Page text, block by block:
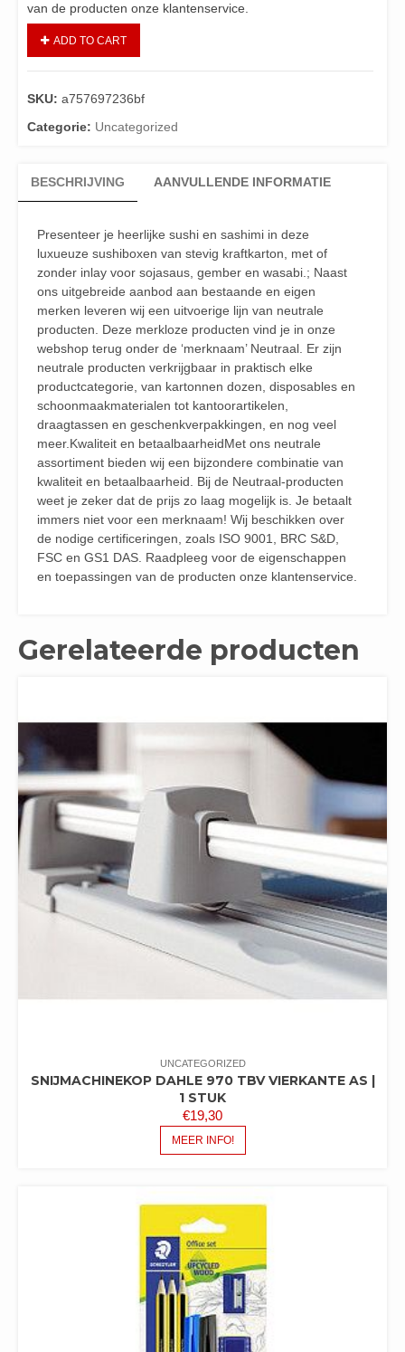
van de producten onze klantenservice.
ADD TO CART
SKU: a757697236bf
Categorie: Uncategorized
BESCHRIJVING AANVULLENDE INFORMATIE
Presenteer je heerlijke sushi en sashimi in deze
luxueuze sushiboxen van stevig kraftkarton, met of
zonder inlay voor sojasaus, gember en wasabi.; Naast
ons uitgebreide aanbod aan bestaande en eigen
merken leveren wij een uitvoerige lijn van neutrale
producten. Deze merkloze producten vind je in onze
webshop terug onder de ‘merknaam’ Neutraal. Er zijn
neutrale producten verkrijgbaar in praktisch elke
productcategorie, van kartonnen dozen, disposables en
schoonmaakmaterialen tot kantoorartikelen,
draagtassen en geschenkverpakkingen, en nog veel
meer.Kwaliteit en betaalbaarheidMet ons neutrale
assortiment bieden wij een bijzondere combinatie van
kwaliteit en betaalbaarheid. Bij de Neutraal-producten
weet je zeker dat de prijs zo laag mogelijk is. Je betaalt
immers niet voor een merknaam! Wij beschikken over
de nodige certificeringen, zoals ISO 9001, BRC S&D,
FSC en GS1 DAS. Raadpleeg voor de eigenschappen
en toepassingen van de producten onze klantenservice.
Gerelateerde producten
UNCATEGORIZED
SNIJMACHINEKOP DAHLE 970 TBV VIERKANTE AS |
1 STUK
€19,30
MEER INFO!